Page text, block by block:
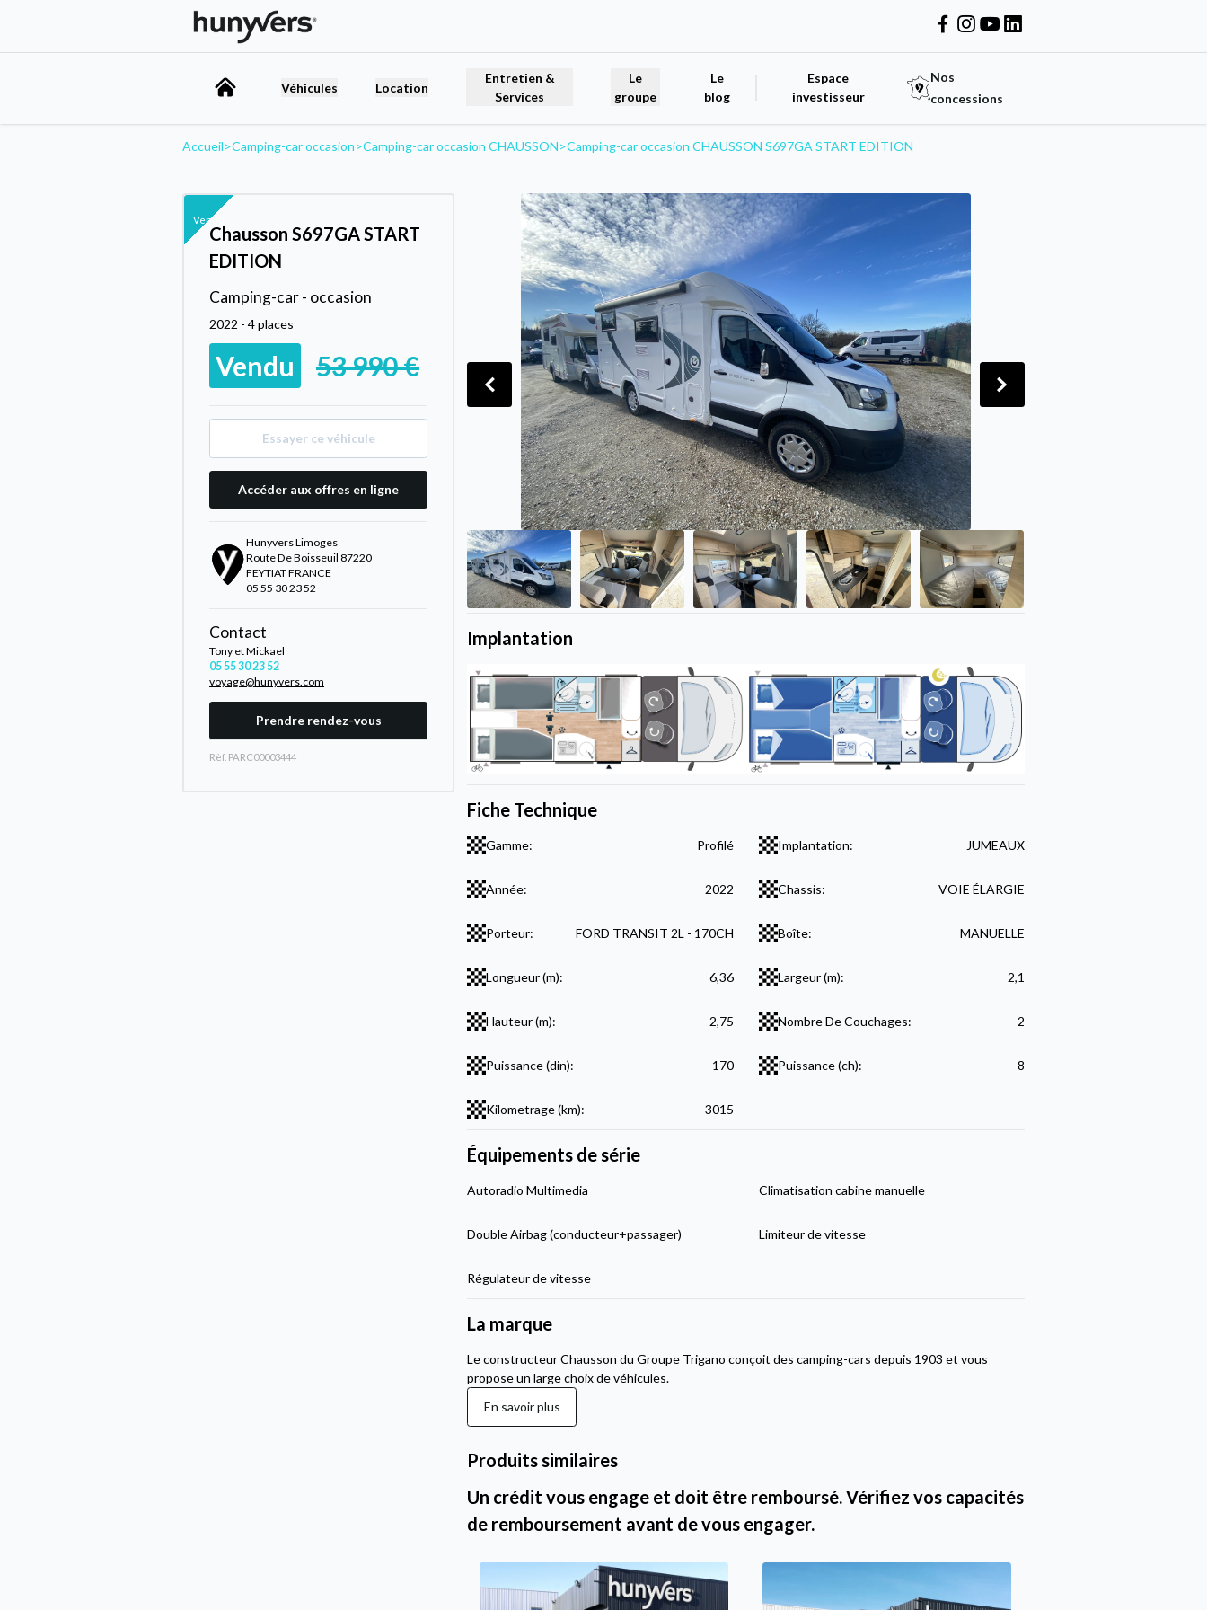
Véhicules Location
Entretien &
Services
Le
groupe
Le
blog
Espace
investisseur
Nos
concessions
Accueil>Camping-car occasion>Camping-car occasion CHAUSSON>Camping-car occasion CHAUSSON S697GA START EDITION
Vendu
Chausson S697GA START
EDITION
Camping-car - occasion
2022 - 4 places
Vendu 53 990 €
Essayer ce véhicule
Accéder aux offres en ligne
Hunyvers Limoges
Route De Boisseuil 87220
FEYTIAT FRANCE
05 55 30 23 52
Contact
Tony et Mickael
05 55 30 23 52
voyage@hunyvers.com
Prendre rendez-vous
Rèf. PARC00003444
Implantation
Fiche Technique
Gamme: Profilé Implantation: JUMEAUX
Année: 2022 Chassis: VOIE ÉLARGIE
Porteur: FORD TRANSIT 2L - 170CH Boîte: MANUELLE
Longueur (m): 6,36 Largeur (m): 2,1
Hauteur (m): 2,75 Nombre De Couchages: 2
Puissance (din): 170 Puissance (ch): 8
Kilometrage (km): 3015
Équipements de série
Autoradio Multimedia Climatisation cabine manuelle
Double Airbag (conducteur+passager) Limiteur de vitesse
Régulateur de vitesse
La marque
Le constructeur Chausson du Groupe Trigano conçoit des camping-cars depuis 1903 et vous
propose un large choix de véhicules.
En savoir plus
Produits similaires
Un crédit vous engage et doit être remboursé. Vérifiez vos capacités
de remboursement avant de vous engager.